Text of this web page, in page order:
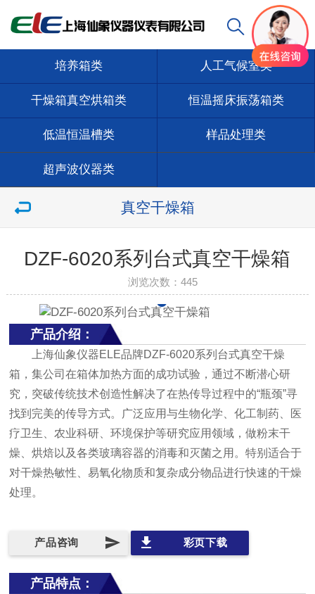
培养箱类 人工气候室类
干燥箱真空烘箱类 恒温摇床振荡箱类
低温恒温槽类 样品处理类
超声波仪器类
真空干燥箱
DZF-6020系列台式真空干燥箱
浏览次数： 445
产品介绍：
上海仙象仪器ELE品牌DZF-6020系列台式真空干燥
箱，集公司在箱体加热方面的成功试验，通过不断潜心研
究，突破传统技术创造性解决了在热传导过程中的“瓶颈”寻
找到完美的传导方式。广泛应用与生物化学、化工制药、医
疗卫生、农业科研、环境保护等研究应用领域，做粉末干
燥、烘焙以及各类玻璃容器的消毒和灭菌之用。特别适合于
对干燥热敏性、易氧化物质和复杂成分物品进行快速的干燥
处理。
send
产品咨询 file_download 彩页下载
产品特点：